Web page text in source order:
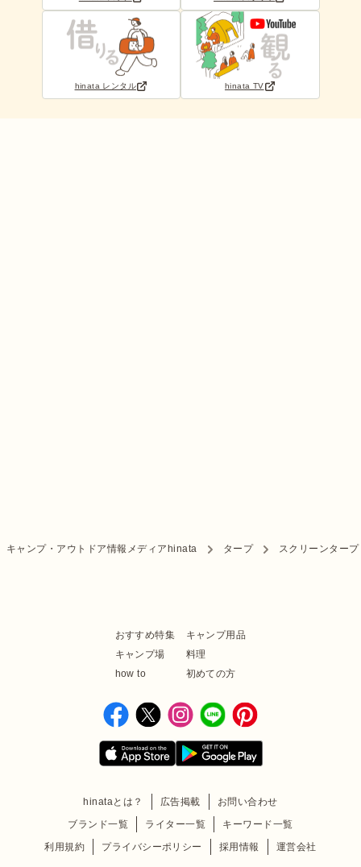
hinata レンタル hinata TV
キャンプ・アウトドア情報メディアhinata タープ スクリーンタープ
おすすめ特集
キャンプ用品
キャンプ場
料理
how to
初めての方
hinataとは？ 広告掲載
お問い合わせ
ブランド一覧
ライター一覧
キーワード一覧
利用規約
プライバシーポリシー 採用情報 運営会社